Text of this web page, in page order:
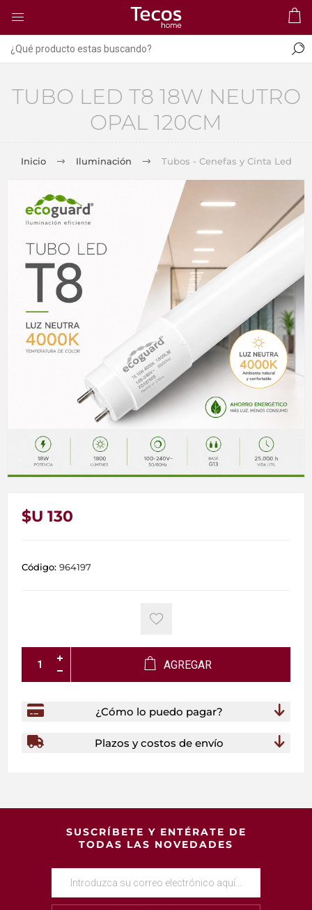
TUBO LED T8 18W NEUTRO
OPAL 120CM
Inicio Iluminación Tubos - Cenefas y Cinta Led
$U 130
Código: 964197
AGREGAR
¿Cómo lo puedo pagar?
Plazos y costos de envío
SUSCRÍBETE Y ENTÉRATE DE
TODAS LAS NOVEDADES